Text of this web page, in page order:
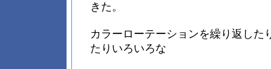
きた。
カラーローテーションを繰り返した
たりいろいろな